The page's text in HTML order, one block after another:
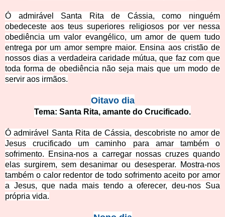
Ó admirável Santa Rita de Cássia, como ninguém
obedeceste aos teus superiores religiosos por ver nessa
obediência um valor evangélico, um amor de quem tudo
entrega por um amor sempre maior. Ensina aos cristão de
nossos dias a verdadeira caridade mútua, que faz com que
toda forma de obediência não seja mais que um modo de
servir aos irmãos.
Oitavo dia
Tema: Santa Rita, amante do Crucificado.
Ó admirável Santa Rita de Cássia, descobriste no amor de
Jesus crucificado um caminho para amar também o
sofrimento. Ensina-nos a carregar nossas cruzes quando
elas surgirem, sem desanimar ou desesperar. Mostra-nos
também o calor redentor de todo sofrimento aceito por amor
a Jesus, que nada mais tendo a oferecer, deu-nos Sua
própria vida.